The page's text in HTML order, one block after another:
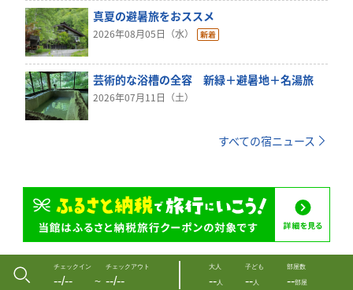
真夏の避暑旅をおススメ
2026年08月05日（水）
芸術的な浴槽の全容 新緑＋避暑地＋名湯旅
2026年07月11日（土）
すべての宿ニュース
チェックイン
--/-- 〜
チェックアウト
--/--
大人
--人
子ども
--人
部屋数
--部屋